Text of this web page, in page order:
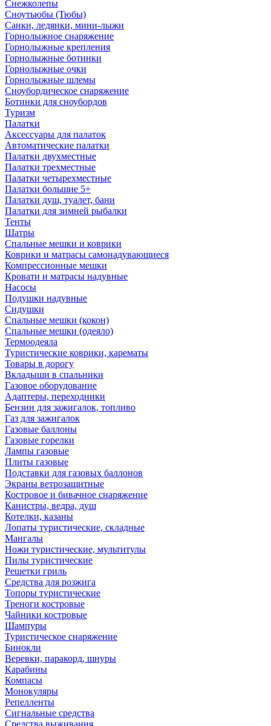
Снежколепы
Сноутьюбы (Тюбы)
Санки, ледянки, мини-лыжи
Горнолыжное снаряжение
Горнолыжные крепления
Горнолыжные ботинки
Горнолыжные очки
Горнолыжные шлемы
Сноубордическое снаряжение
Ботинки для сноубордов
Туризм
Палатки
Аксессуары для палаток
Автоматические палатки
Палатки двухместные
Палатки трехместные
Палатки четырехместные
Палатки большие 5+
Палатки душ, туалет, бани
Палатки для зимней рыбалки
Тенты
Шатры
Спальные мешки и коврики
Коврики и матрасы самонадувающиеся
Компрессионные мешки
Кровати и матрасы надувные
Насосы
Подушки надувные
Сидушки
Спальные мешки (кокон)
Спальные мешки (одеяло)
Термоодеяла
Туристические коврики, карематы
Товары в дорогу
Вкладыши в спальники
Газовое оборудование
Адаптеры, переходники
Бензин для зажигалок, топливо
Газ для зажигалок
Газовые баллоны
Газовые горелки
Лампы газовые
Плиты газовые
Подставки для газовых баллонов
Экраны ветрозащитные
Костровое и бивачное снаряжение
Канистры, ведра, душ
Котелки, казаны
Лопаты туристические, складные
Мангалы
Ножи туристические, мультитулы
Пилы туристические
Решетки гриль
Средства для розжига
Топоры туристические
Треноги костровые
Чайники костровые
Шампуры
Туристическое снаряжение
Бинокли
Веревки, паракорд, шнуры
Карабины
Компасы
Монокуляры
Репелленты
Сигнальные средства
Средства выживания